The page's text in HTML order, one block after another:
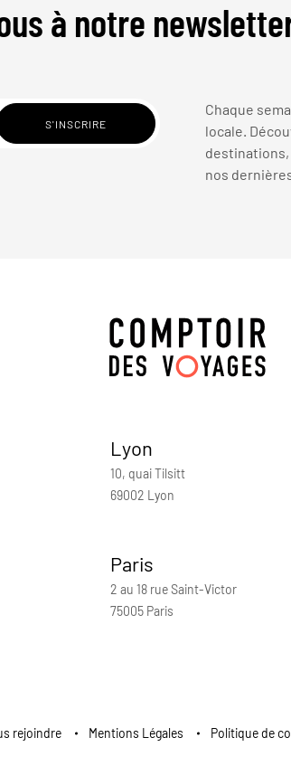
à notre
Chaque
locale.
nos
Lyon
10, quai Tilsitt
69002 Lyon
Paris
2 au 18 rue Saint-Victor
75005 Paris
rejoindre Mentions Légales Politique de